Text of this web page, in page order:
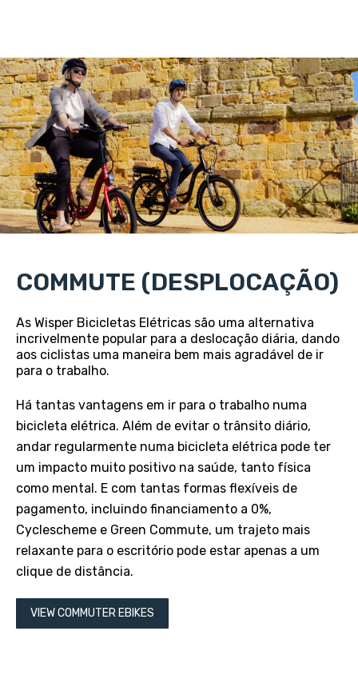
COMMUTE (DESPLOCAÇÃO)
As Wisper Bicicletas Elétricas são uma alternativa
incrivelmente popular para a deslocação diária, dando
aos ciclistas uma maneira bem mais agradável de ir
para o trabalho.
Há tantas vantagens em ir para o trabalho numa
bicicleta elétrica. Além de evitar o trânsito diário,
andar regularmente numa bicicleta elétrica pode ter
um impacto muito positivo na saúde, tanto física
como mental. E com tantas formas flexíveis de
pagamento, incluindo financiamento a 0%,
Cyclescheme e Green Commute, um trajeto mais
relaxante para o escritório pode estar apenas a um
clique de distância.
VIEW COMMUTER EBIKES